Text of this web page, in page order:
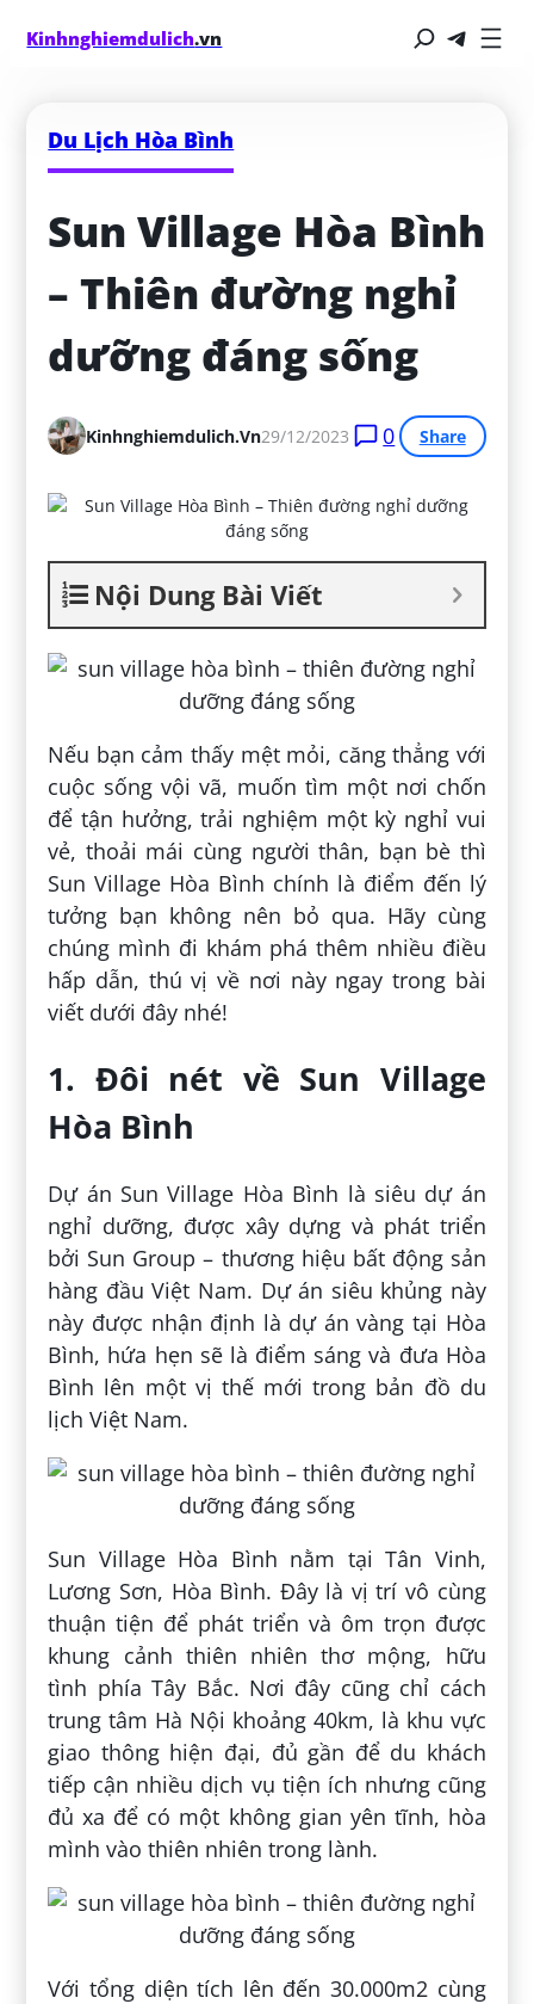
Kinhnghiemdulich.vn
Du Lịch Hòa Bình
Sun Village Hòa Bình
– Thiên đường nghỉ
dưỡng đáng sống
Kinhnghiemdulich.vn29/12/2023 0 Share
Nội Dung Bài Viết
Nếu bạn cảm thấy mệt mỏi, căng thẳng với
cuộc sống vội vã, muốn tìm một nơi chốn
để tận hưởng, trải nghiệm một kỳ nghỉ vui
vẻ, thoải mái cùng người thân, bạn bè thì
Sun Village Hòa Bình chính là điểm đến lý
tưởng bạn không nên bỏ qua. Hãy cùng
chúng mình đi khám phá thêm nhiều điều
hấp dẫn, thú vị về nơi này ngay trong bài
viết dưới đây nhé!
1. Đôi nét về Sun Village
Hòa Bình
Dự án Sun Village Hòa Bình là siêu dự án
nghỉ dưỡng, được xây dựng và phát triển
bởi Sun Group – thương hiệu bất động sản
hàng đầu Việt Nam. Dự án siêu khủng này
này được nhận định là dự án vàng tại Hòa
Bình, hứa hẹn sẽ là điểm sáng và đưa Hòa
Bình lên một vị thế mới trong bản đồ du
lịch Việt Nam.
Sun Village Hòa Bình nằm tại Tân Vinh,
Lương Sơn, Hòa Bình. Đây là vị trí vô cùng
thuận tiện để phát triển và ôm trọn được
khung cảnh thiên nhiên thơ mộng, hữu
tình phía Tây Bắc. Nơi đây cũng chỉ cách
trung tâm Hà Nội khoảng 40km, là khu vực
giao thông hiện đại, đủ gần để du khách
tiếp cận nhiều dịch vụ tiện ích nhưng cũng
đủ xa để có một không gian yên tĩnh, hòa
mình vào thiên nhiên trong lành.
Với tổng diện tích lên đến 30.000m2 cùng